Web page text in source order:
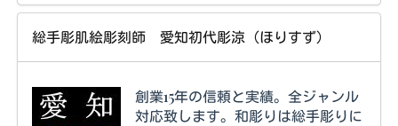
総手彫肌絵彫刻師 愛知初代彫涼（ほりすず）
創業15年の信頼と実績。全ジャンル
対応致します。和彫りは総手彫りに